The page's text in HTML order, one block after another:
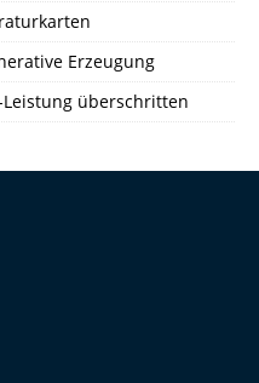
Erzeugung
überschritten